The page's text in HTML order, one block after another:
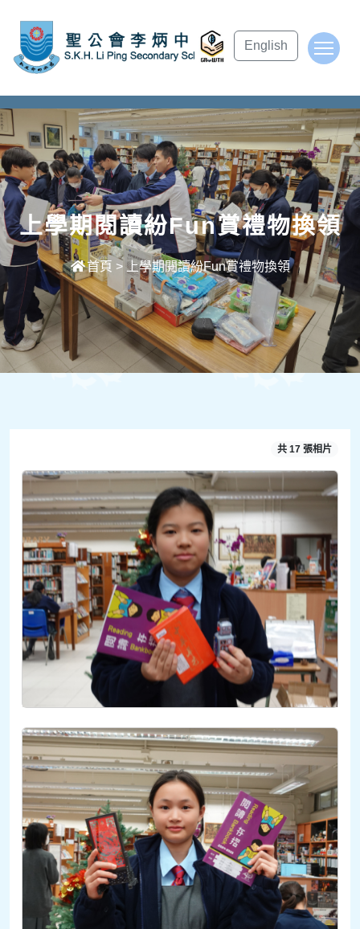
English
上學期閱讀紛Fun賞禮物換領
首頁 > 上學期閱讀紛Fun賞禮物換領
共 17 張相片